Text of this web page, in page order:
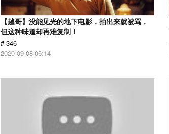
【越哥】没能见光的地下电影，拍出来就被骂，
但这种味道却再难复制！
# 346
2020-09-08 06:14